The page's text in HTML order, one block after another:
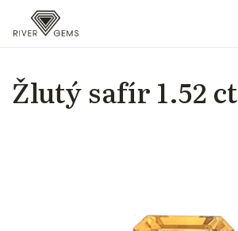
Žlutý safír 1.52 ct